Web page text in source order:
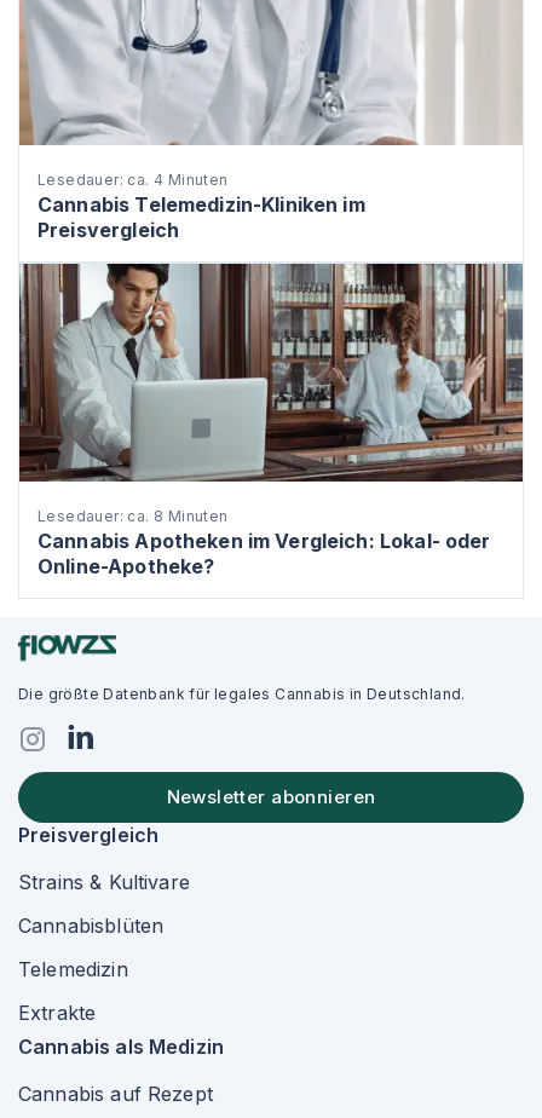
Lesedauer: ca. 4 Minuten
Cannabis Telemedizin-Kliniken im
Preisvergleich
Lesedauer: ca. 8 Minuten
Cannabis Apotheken im Vergleich: Lokal- oder
Online-Apotheke?
Die größte Datenbank für legales Cannabis in Deutschland.
Newsletter abonnieren
Preisvergleich
Strains & Kultivare
Cannabisblüten
Telemedizin
Extrakte
Cannabis als Medizin
Cannabis auf Rezept